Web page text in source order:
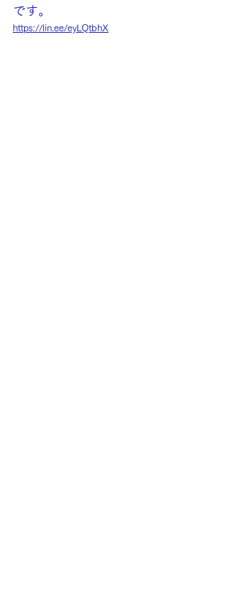
です。
https://lin.ee/eyLQtbhX